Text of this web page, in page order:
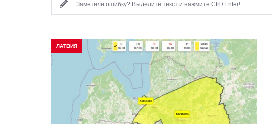
Заметили ошибку? Выделите текст и нажмите Ctrl+Enter!
ЛАТВИЯ